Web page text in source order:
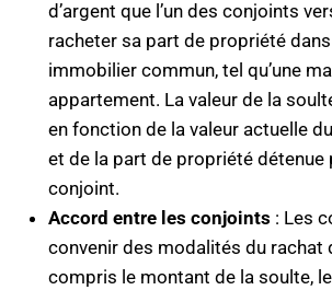
d’argent que l’un des conjoints
racheter sa part de propriété
immobilier commun, tel qu’une
appartement. La valeur de la
en fonction de la valeur actuelle
et de la part de propriété détenue
conjoint.
Accord entre les conjoints : Les
convenir des modalités du rachat
compris le montant de la soulte,